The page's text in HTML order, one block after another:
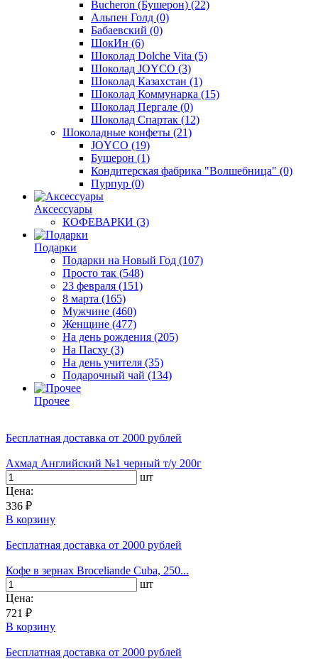
Bucheron (Бушерон) (22)
Альпен Голд (0)
Бабаевский (0)
ШокИн (6)
Шоколад Dolche Vita (5)
Шоколад JOYCO (3)
Шоколад Казахстан (1)
Шоколад Коммунарка (15)
Шоколад Пергале (0)
Шоколад Спартак (12)
Шоколадные конфеты (21)
JOYCO (19)
Бушерон (1)
Кондитерская фабрика "Волшебница" (0)
Пурпур (0)
Аксессуары
КОФЕВАРКИ (3)
Подарки
Подарки на Новый Год (107)
Просто так (548)
23 февраля (151)
8 марта (165)
Мужчине (460)
Женщине (477)
На день рождения (205)
На Пасху (3)
На день учителя (35)
Подарочный чай (134)
Прочее
Бесплатная доставка от 2000 рублей
Ахмад Английский №1 черный т/у 200г
шт
Цена:
336 ₽
В корзину
Бесплатная доставка от 2000 рублей
Кофе в зернах Broceliande Cuba, 250...
шт
Цена:
721 ₽
В корзину
Бесплатная доставка от 2000 рублей